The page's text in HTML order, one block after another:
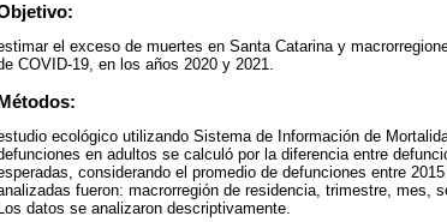
el exceso de muertes en Santa Catarina y
COVID-19, en los años 2020 y 2021.
ecológico utilizando Sistema de Información de
en adultos se calculó por la diferencia entre
considerando el promedio de defunciones entre
fueron: macrorregión de residencia, trimestre, mes,
Los datos se analizaron descriptivamente.